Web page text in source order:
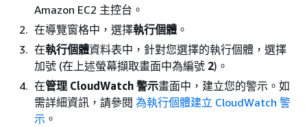
Amazon EC2 主控台。
在導覽窗格中，選擇執行個體 。
在執行個體資料表中，針對您選擇的執行個體，選擇
加號 (在上述螢幕擷取畫面中為編號 2)。
在管理 CloudWatch 警示畫面中，建立您的警示。如
需詳細資訊，請參閱 為執行個體建立 CloudWatch 警
示 。